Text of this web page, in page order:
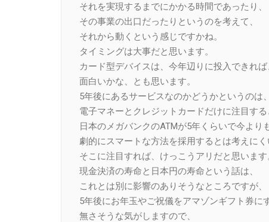
それを実現するまでにかかる時間であったり、
その事業の出口だったりというのを考えて、
それから動くという感じですかね。
タイミングは大事だと思います。
カード型デバイスは、今年辺りに投入できれば
面白いかな、とも思います。
5年後にあるサービスなのかどうかというのは、
電子マネーとクレジットカードだけに注目する
日本のメガバンクのATMが5年くらいで今より
劇的にスマートな方法を採用するとは考えにく
そこに注目すれば、けっこうアリだと思います
現金決済の寿命と日本円の寿命という話は、
これとは別に影響のありそうなところですが、
5年後にお年玉やご祝儀をアマゾンギフト券に
無さそうな気がしますので、